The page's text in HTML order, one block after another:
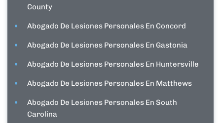
County
Abogado De Lesiones Personales En Concord
Abogado De Lesiones Personales En Gastonia
Abogado De Lesiones Personales En Huntersville
Abogado De Lesiones Personales En Matthews
Abogado De Lesiones Personales En South
Carolina